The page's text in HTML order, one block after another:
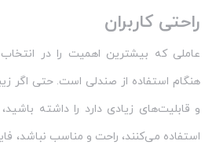
راحتی کاربران
عاملی که بیشترین اهمیت را در انتخاب
هنگام استفاده از صندلی است. حتی اگر
و قابلیت‌های زیادی دارد را داشته
استفاده می‌کنند، راحت و مناسب نباشد،